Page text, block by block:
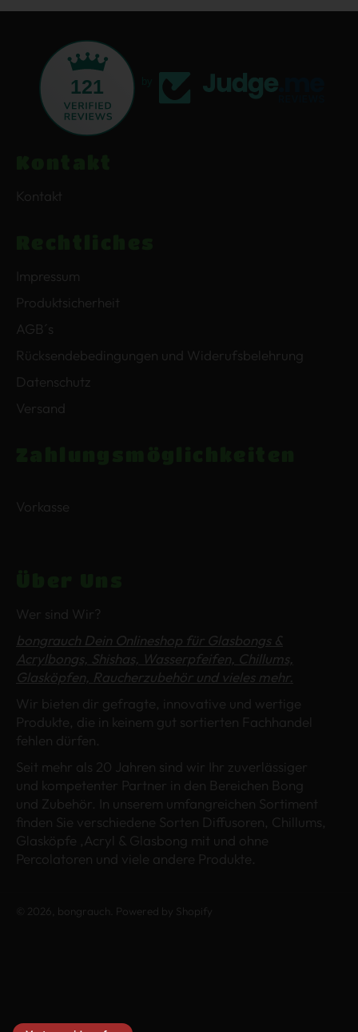
121
Kontakt
Impressum
Produktsicherheit
AGB´s
Rücksendebedingungen und Widerufsbelehrung
Datenschutz
Versand
Vorkasse
Wer sind Wir?
bongrauch Dein Onlineshop für Glasbongs &
Acrylbongs, Shishas, Wasserpfeifen, Chillums,
Glasköpfen, Raucherzubehör und vieles mehr.
Wir bieten dir gefragte, innovative und wertige
Produkte, die in keinem gut sortierten Fachhandel
fehlen dürfen.
Seit mehr als 20 Jahren sind wir Ihr zuverlässiger
und kompetenter Partner in den Bereichen Bong
und Zubehör. In unserem umfangreichen Sortiment
finden Sie verschiedene Sorten Diffusoren, Chillums,
Glasköpfe ,Acryl & Glasbong mit und ohne
Percolatoren und viele andere Produkte.
© 2026, bongrauch . Powered by Shopify